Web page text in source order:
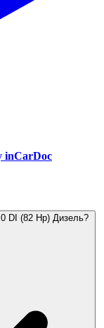
inCarDoc
DI (82 Hp) Дизель?